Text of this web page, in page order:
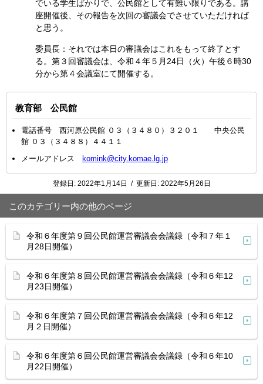
でいる学生ばかりで、公民館として有難い限りである。講
座開催後、その報告を次回の審議会でさせていただければ
と思う。
委員長：それでは本日の審議会はこれをもって終了とす
る。第３回審議会は、令和４年５月24日（火）午後６時30
分から第４会議室にて開催する。
教育部 公民館
電話番号 西河原公民館 ０３（３４８０）３２０１ 中央公民
館 ０３（３４８８）４４１１
メールアドレス
komink@city.komae.lg.jp
登録日: 2022年1月14日 / 更新日: 2022年5月26日
このカテゴリー内の他のページ
令和６年度第９回公民館運営審議会会議録（令和７年１
月28日開催）
令和６年度第８回公民館運営審議会会議録（令和６年12
月23日開催）
令和６年度第７回公民館運営審議会会議録（令和６年12
月２日開催）
令和６年度第６回公民館運営審議会会議録（令和６年10
月22日開催）